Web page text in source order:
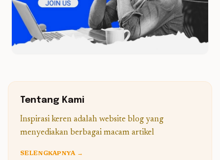
Tentang Kami
Inspirasi keren adalah website blog yang
menyediakan berbagai macam artikel
SELENGKAPNYA →